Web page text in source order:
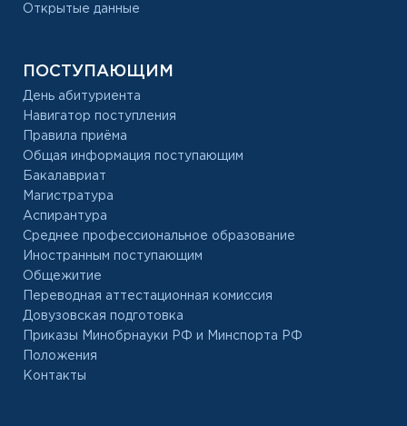
Открытые данные
ПОСТУПАЮЩИМ
День абитуриента
Навигатор поступления
Правила приёма
Общая информация поступающим
Бакалавриат
Магистратура
Аспирантура
Среднее профессиональное образование
Иностранным поступающим
Общежитие
Переводная аттестационная комиссия
Довузовская подготовка
Приказы Минобрнауки РФ и Минспорта РФ
Положения
Контакты